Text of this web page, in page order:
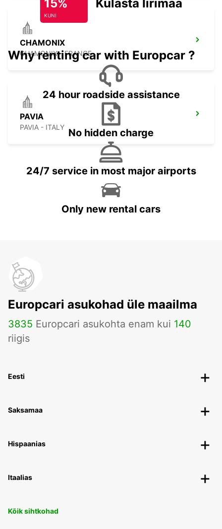
CHAMONIX
CHAMONIX - FRANCE
PAVIA
PAVIA - ITALY
15%
KUNI
Külasta Iirimaad
Why renting car with Europcar ?
24 hour roadside assistance
No hidden charge
24/7 service in most major airports
Only new rental cars
Europcari asukohad üle maailma
3835 Europcari asukohta enam kui 140
riigis
Eesti
Saksamaa
Hispaanias
Itaalias
Kõik sihtkohad